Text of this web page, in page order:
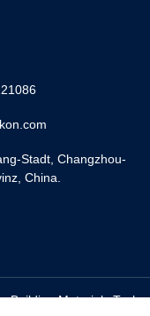
Stadt, Changzhou-
China.
Materials